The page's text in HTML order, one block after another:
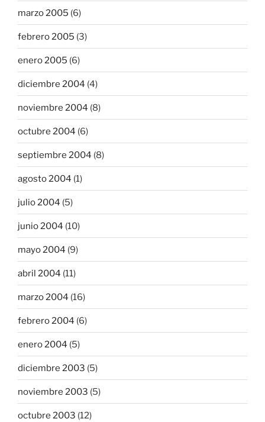
marzo 2005 (6)
febrero 2005 (3)
enero 2005 (6)
diciembre 2004 (4)
noviembre 2004 (8)
octubre 2004 (6)
septiembre 2004 (8)
agosto 2004 (1)
julio 2004 (5)
junio 2004 (10)
mayo 2004 (9)
abril 2004 (11)
marzo 2004 (16)
febrero 2004 (6)
enero 2004 (5)
diciembre 2003 (5)
noviembre 2003 (5)
octubre 2003 (12)